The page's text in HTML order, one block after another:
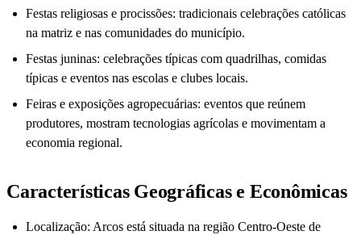
Festas religiosas e procissões: tradicionais celebrações católicas
na matriz e nas comunidades do município.
Festas juninas: celebrações típicas com quadrilhas, comidas
típicas e eventos nas escolas e clubes locais.
Feiras e exposições agropecuárias: eventos que reúnem
produtores, mostram tecnologias agrícolas e movimentam a
economia regional.
Características Geográficas e Econômicas
Localização: Arcos está situada na região Centro-Oeste de